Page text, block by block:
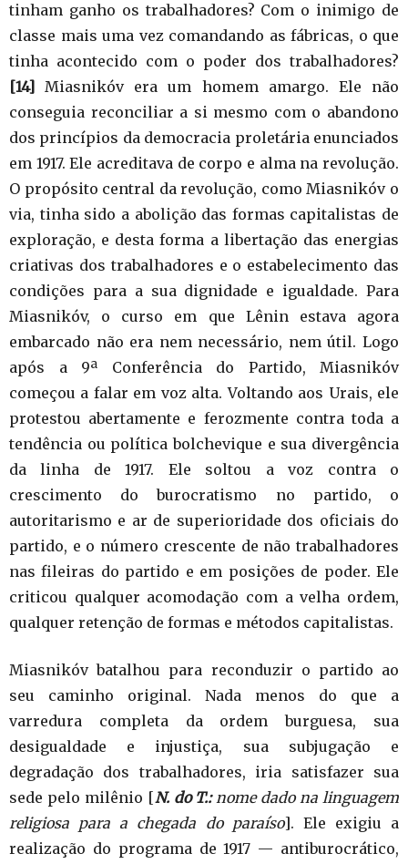
tinham ganho os trabalhadores? Com o inimigo de
classe mais uma vez comandando as fábricas, o que
tinha acontecido com o poder dos trabalhadores?
[14]
Miasnikóv era um homem amargo. Ele não
conseguia reconciliar a si mesmo com o abandono
dos princípios da democracia proletária enunciados
em 1917. Ele acreditava de corpo e alma na revolução.
O propósito central da revolução, como Miasnikóv o
via, tinha sido a abolição das formas capitalistas de
exploração, e desta forma a libertação das energias
criativas dos trabalhadores e o estabelecimento das
condições para a sua dignidade e igualdade. Para
Miasnikóv, o curso em que Lênin estava agora
embarcado não era nem necessário, nem útil. Logo
após a 9ª Conferência do Partido, Miasnikóv
começou a falar em voz alta. Voltando aos Urais, ele
protestou abertamente e ferozmente contra toda a
tendência ou política bolchevique e sua divergência
da linha de 1917. Ele soltou a voz contra o
crescimento do burocratismo no partido, o
autoritarismo e ar de superioridade dos oficiais do
partido, e o número crescente de não trabalhadores
nas fileiras do partido e em posições de poder. Ele
criticou qualquer acomodação com a velha ordem,
qualquer retenção de formas e métodos capitalistas.
Miasnikóv batalhou para reconduzir o partido ao
seu caminho original. Nada menos do que a
varredura completa da ordem burguesa, sua
desigualdade e injustiça, sua subjugação e
degradação dos trabalhadores, iria satisfazer sua
sede pelo milênio [N. do T.:nome dado na linguagem
religiosa para a chegada do paraíso]. Ele exigiu a
realização do programa de 1917 — antiburocrático,